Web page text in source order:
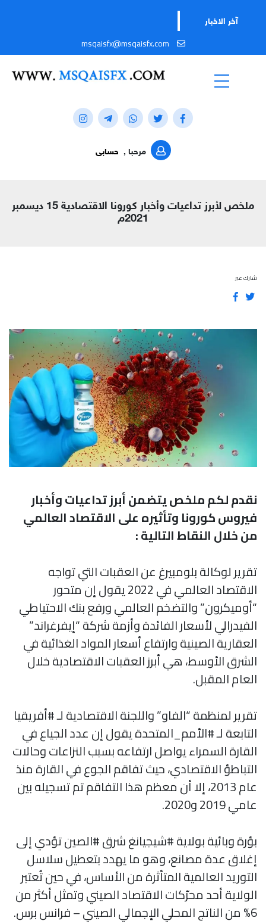
آخر الاخبار
msqaisfx@msqaisfx.com
مرحبا , حسابى
ملخص لأبرز تداعيات وأخبار كورونا الاقتصادية 15 ديسمبر
2021م
شارك عبر
نقدم لكم ملخص يتضمن أبرز تداعيات وأخبار
فيروس كورونا وتأثيره على الاقتصاد العالمي
من خلال النقاط التالية :
تقرير لوكالة بلومبيرغ عن العقبات التي تواجه
الاقتصاد العالمي في 2022 يقول إن متحور
“أوميكرون” والتضخم العالمي ورفع بنك الاحتياطي
الفيدرالي لأسعار الفائدة وأزمة شركة “إيفرغراند”
العقارية الصينية وارتفاع أسعار المواد الغذائية في
الشرق الأوسط، هي أبرز العقبات الاقتصادية خلال
العام المقبل.
تقرير لمنظمة “الفاو” واللجنة الاقتصادية لـ #أفريقيا
التابعة لـ #الأمم_المتحدة يقول إن عدد الجياع في
القارة السمراء يواصل ارتفاعه بسبب النزاعات وحالات
التباطؤ الاقتصادي، حيث تفاقم الجوع في القارة منذ
عام 2013، إلا أن معظم هذا التفاقم تم تسجيله بين
عامي 2019 و2020.
بؤرة وبائية بولاية #شيجيانغ شرق #الصين تؤدي إلى
إغلاق عدة مصانع، وهو ما يهدد بتعطيل سلاسل
التوريد العالمية المتأثرة من الأساس، في حين تُعتبر
الولاية أحد محرّكات الاقتصاد الصيني وتمثل أكثر من
6% من الناتج المحلي الإجمالي الصيني – فرانس برس.